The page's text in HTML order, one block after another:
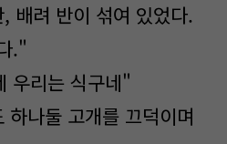
배려 반이 섞여 있었다.
."
우리는 식구네"
나둘 고개를 끄덕이며